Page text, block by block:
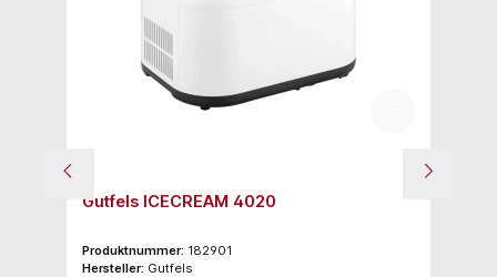
Gutfels ICECREAM 4020
Produktnummer: 182901
Hersteller: Gutfels